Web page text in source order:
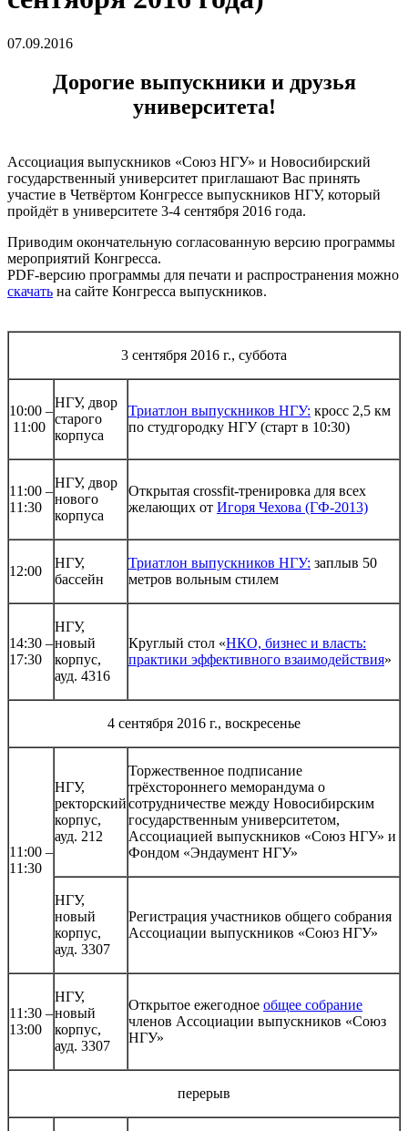
07.09.2016
Дорогие выпускники и друзья
университета!
Ассоциация выпускников «Союз НГУ» и Новосибирский
государственный университет приглашают Вас принять
участие в Четвёртом Конгрессе выпускников НГУ, который
пройдёт в университете 3-4 сентября 2016 года.
Приводим окончательную согласованную версию программы
мероприятий Конгресса.
PDF-версию программы для печати и распространения можно
скачать на сайте Конгресса выпускников.
3 сентября 2016 г., суббота
10:00 –
11:00
НГУ, двор
старого
корпуса
Триатлон выпускников НГУ: кросс 2,5 км
по студгородку НГУ (старт в 10:30)
11:00 –
11:30
НГУ, двор
нового
корпуса
Открытая crossfit-тренировка для всех
желающих от Игоря Чехова (ГФ-2013)
12:00
НГУ,
бассейн
Триатлон выпускников НГУ: заплыв 50
метров вольным стилем
14:30 –
17:30
НГУ,
новый
корпус,
ауд. 4316
Круглый стол «НКО, бизнес и власть:
практики эффективного взаимодействия»
4 сентября 2016 г., воскресенье
11:00 –
11:30
НГУ,
ректорский
корпус,
ауд. 212
Торжественное подписание
трёхстороннего меморандума о
сотрудничестве между Новосибирским
государственным университетом,
Ассоциацией выпускников «Союз НГУ» и
Фондом «Эндаумент НГУ»
НГУ,
новый
корпус,
ауд. 3307
Регистрация участников общего собрания
Ассоциации выпускников «Союз НГУ»
11:30 –
13:00
НГУ,
новый
корпус,
ауд. 3307
Открытое ежегодное общее собрание
членов Ассоциации выпускников «Союз
НГУ»
перерыв